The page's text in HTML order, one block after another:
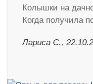
Колышки на
Когда получила
Лариса С.,